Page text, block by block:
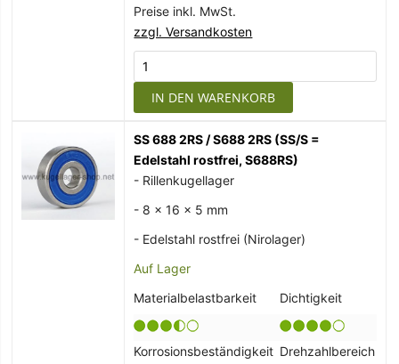
Preise inkl. MwSt.
zzgl. Versandkosten
IN DEN WARENKORB
SS 688 2RS / S688 2RS (SS/S =
Edelstahl rostfrei, S688RS)
- Rillenkugellager
- 8 x 16 x 5 mm
- Edelstahl rostfrei (Nirolager)
Auf Lager
Materialbelastbarkeit
Dichtigkeit
Korrosionsbeständigkeit Drehzahlbereich